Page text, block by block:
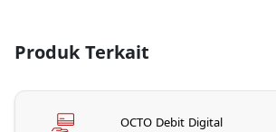
Produk Terkait
OCTO Debit Digital